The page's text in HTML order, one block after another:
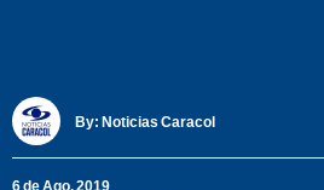
By: Noticias Caracol
6 de Ago, 2019